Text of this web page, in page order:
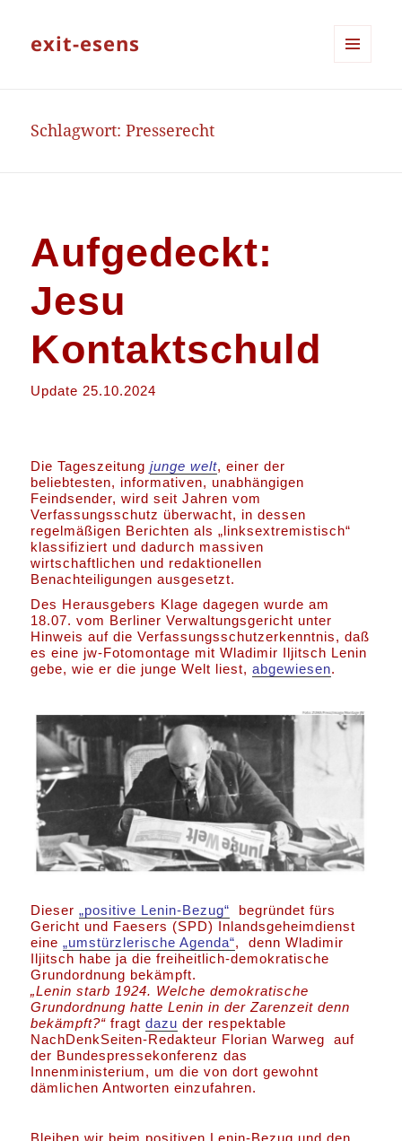
exit-esens
Schlagwort:Presserecht
Aufgedeckt:
Jesu
Kontaktschuld
Update 25.10.2024
Die Tageszeitungjunge welt, einer der
beliebtesten, informativen, unabhängigen
Feindsender, wird seit Jahren vom
Verfassungsschutz überwacht, in dessen
regelmäßigen Berichten als „linksextremistisch“
klassifiziert und dadurch massiven
wirtschaftlichen und redaktionellen
Benachteiligungen ausgesetzt.
Des Herausgebers Klage dagegen wurde am
18.07. vom Berliner Verwaltungsgericht unter
Hinweis auf die Verfassungsschutzerkenntnis, daß
es eine jw-Fotomontage mit Wladimir Iljitsch Lenin
gebe, wie er die junge Welt liest,abgewiesen.
Dieser„positive Lenin-Bezug“ begründet fürs
Gericht und Faesers (SPD) Inlandsgeheimdienst
eine„umstürzlerische Agenda“, denn Wladimir
Iljitsch habe ja die freiheitlich-demokratische
Grundordnung bekämpft.
„Lenin starb 1924. Welche demokratische
Grundordnung hatte Lenin in der Zarenzeit denn
bekämpft?“ fragtdazu der respektable
NachDenkSeiten-Redakteur Florian Warweg auf
der Bundespressekonferenz das
Innenministerium, um die von dort gewohnt
dämlichen Antworten einzufahren.